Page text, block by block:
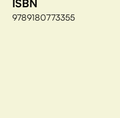
ISBN
9789180773355